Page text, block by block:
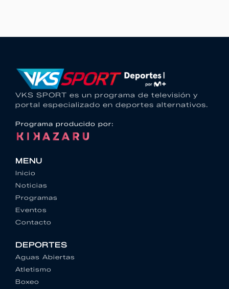
VKS SPORT es un programa de televisión y
portal especializado en deportes alternativos.
Programa producido por:
MENU
Inicio
Noticias
Programas
Eventos
Contacto
DEPORTES
Aguas Abiertas
Atletismo
Boxeo